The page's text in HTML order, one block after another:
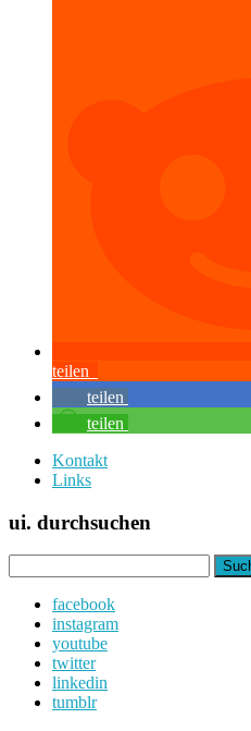
teilen
teilen
teilen
Kontakt
Links
ui. durchsuchen
nach:
facebook
instagram
youtube
twitter
linkedin
tumblr